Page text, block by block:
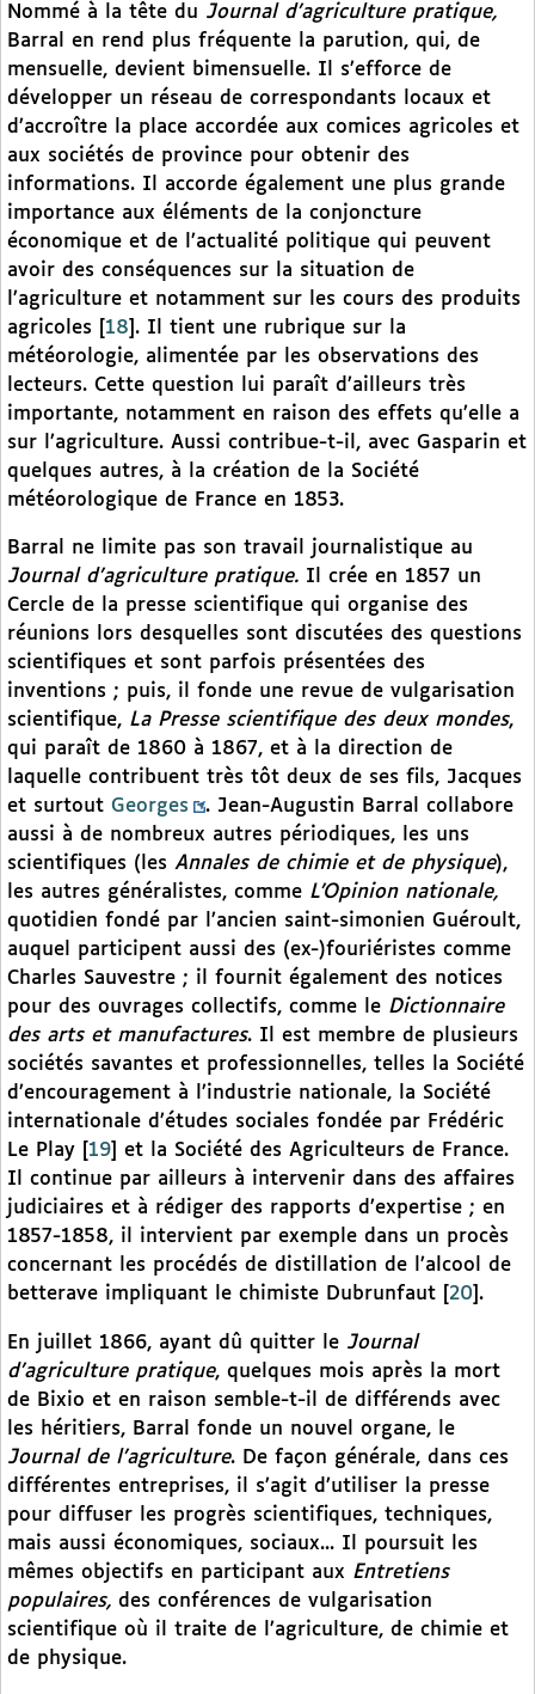
Nommé à la tête du Journal d’agriculture pratique,
Barral en rend plus fréquente la parution, qui, de
mensuelle, devient bimensuelle. Il s’efforce de
développer un réseau de correspondants locaux et
d’accroître la place accordée aux comices agricoles et
aux sociétés de province pour obtenir des
informations. Il accorde également une plus grande
importance aux éléments de la conjoncture
économique et de l’actualité politique qui peuvent
avoir des conséquences sur la situation de
l’agriculture et notamment sur les cours des produits
agricoles
18 . Il tient une rubrique sur la
météorologie, alimentée par les observations des
lecteurs. Cette question lui paraît d’ailleurs très
importante, notamment en raison des effets qu’elle a
sur l’agriculture. Aussi contribue-t-il, avec Gasparin et
quelques autres, à la création de la Société
météorologique de France en 1853.
Barral ne limite pas son travail journalistique au
Journal d’agriculture pratique. Il crée en 1857 un
Cercle de la presse scientifique qui organise des
réunions lors desquelles sont discutées des questions
scientifiques et sont parfois présentées des
inventions ; puis, il fonde une revue de vulgarisation
scientifique, La Presse scientifique des deux mondes,
qui paraît de 1860 à 1867, et à la direction de
laquelle contribuent très tôt deux de ses fils, Jacques
et surtout Georges
. Jean-Augustin Barral collabore
aussi à de nombreux autres périodiques, les uns
scientifiques (les Annales de chimie et de physique),
les autres généralistes, comme L’Opinion nationale,
quotidien fondé par l’ancien saint-simonien Guéroult,
auquel participent aussi des (ex-)fouriéristes comme
Charles Sauvestre ; il fournit également des notices
pour des ouvrages collectifs, comme le Dictionnaire
des arts et manufactures. Il est membre de plusieurs
sociétés savantes et professionnelles, telles la Société
d’encouragement à l’industrie nationale, la Société
internationale d’études sociales fondée par Frédéric
Le Play
19
et la Société des Agriculteurs de France.
Il continue par ailleurs à intervenir dans des affaires
judiciaires et à rédiger des rapports d’expertise ; en
1857-1858, il intervient par exemple dans un procès
concernant les procédés de distillation de l’alcool de
betterave impliquant le chimiste Dubrunfaut
20 .
En juillet 1866, ayant dû quitter le Journal
d’agriculture pratique, quelques mois après la mort
de Bixio et en raison semble-t-il de différends avec
les héritiers, Barral fonde un nouvel organe, le
Journal de l’agriculture. De façon générale, dans ces
différentes entreprises, il s’agit d’utiliser la presse
pour diffuser les progrès scientifiques, techniques,
mais aussi économiques, sociaux... Il poursuit les
mêmes objectifs en participant aux Entretiens
populaires, des conférences de vulgarisation
scientifique où il traite de l’agriculture, de chimie et
de physique.